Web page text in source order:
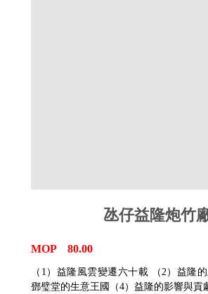
氹仔益隆炮竹
MOP 80.00
（1）益隆風雲變遷六十載 （2）益隆
鄧璧堂的生意王國（4）益隆的影響與貢